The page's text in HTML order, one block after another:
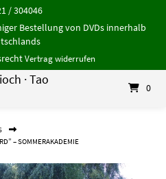
/ 304046
Bestellung von DVDs innerhalb
Vertrag widerrufen
· Tao
0
– SOMMERAKADEMIE